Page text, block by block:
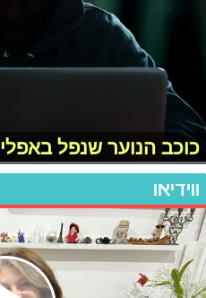
כוכב הנוער שנפל
ווידיאו